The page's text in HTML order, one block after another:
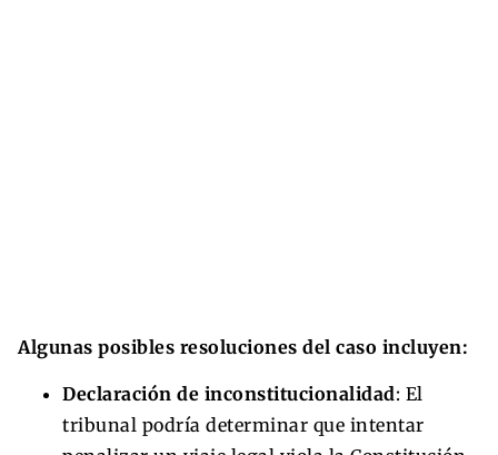
Algunas posibles resoluciones del caso incluyen:
Declaración de inconstitucionalidad: El
tribunal podría determinar que intentar